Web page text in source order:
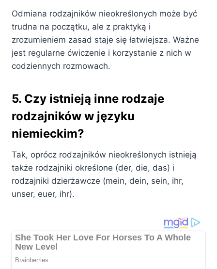
Odmiana rodzajników nieokreślonych może być
trudna na początku, ale z praktyką i
zrozumieniem zasad staje się łatwiejsza. Ważne
jest regularne ćwiczenie i korzystanie z nich w
codziennych rozmowach.
5. Czy istnieją inne rodzaje
rodzajników w języku
niemieckim?
Tak, oprócz rodzajników nieokreślonych istnieją
także rodzajniki określone (der, die, das) i
rodzajniki dzierżawcze (mein, dein, sein, ihr,
unser, euer, ihr).